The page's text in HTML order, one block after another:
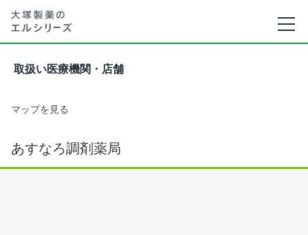
取扱い医療機関・店舗
マップを見る
あすなろ調剤薬局